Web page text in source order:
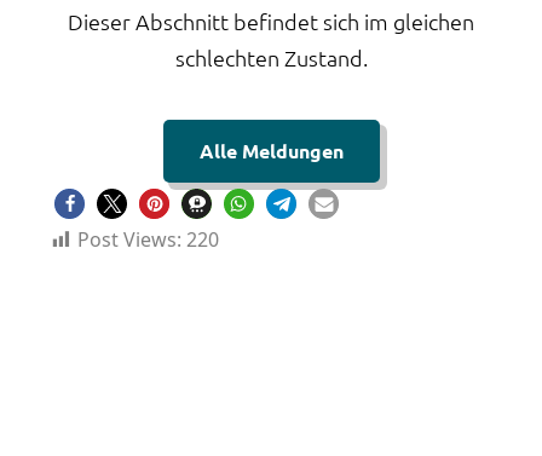
Dieser Abschnitt befindet sich im gleichen
schlechten Zustand.
Alle Meldungen
Post Views: 220